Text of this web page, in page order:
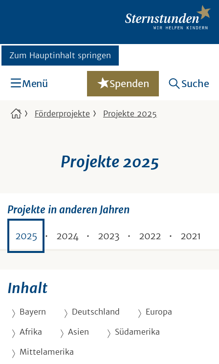
Zum Hauptinhalt springen
Menü Spenden Suche
Förderprojekte Projekte 2025
Projekte 2025
Projekte in anderen Jahren
2025 2024 2023 2022 2021
Inhalt
Bayern Deutschland Europa
Afrika Asien Südamerika
Mittelamerika